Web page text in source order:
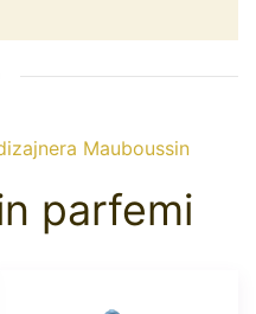
Mauboussin
parfemi